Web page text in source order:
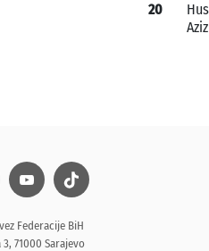
20
Aziz
Federacije BiH
71000 Sarajevo